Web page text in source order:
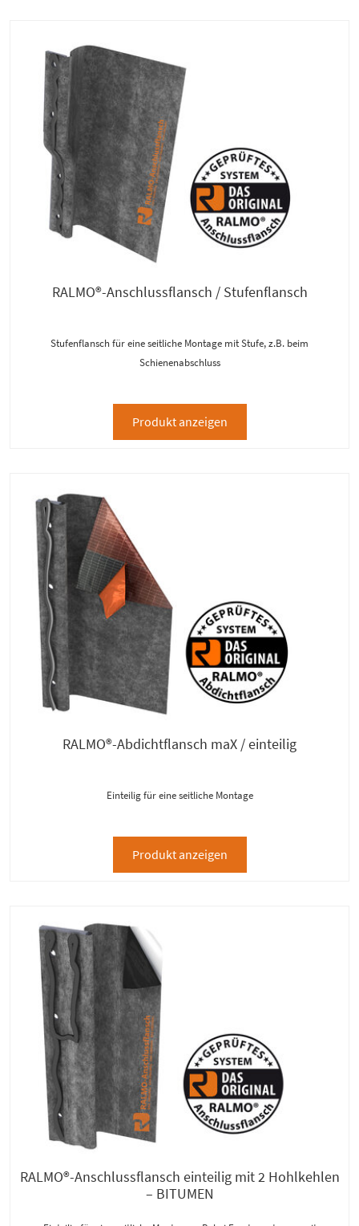
RALMO®-Anschlussflansch / Stufenflansch
Stufenflansch für eine seitliche Montage mit Stufe, z.B. beim
Schienenabschluss
Produkt anzeigen
RALMO®-Abdichtflansch maX / einteilig
Einteilig für eine seitliche Montage
Produkt anzeigen
RALMO®-Anschlussflansch einteilig mit 2 Hohlkehlen
– BITUMEN